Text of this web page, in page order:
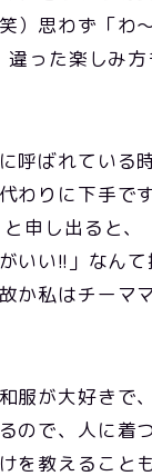
）思わず「わ
違った楽しみ
呼ばれている
わりに下手で
申し出ると、
いい!!」なん
私はチーマ
服が大好きで
ので、人に着
を教えること